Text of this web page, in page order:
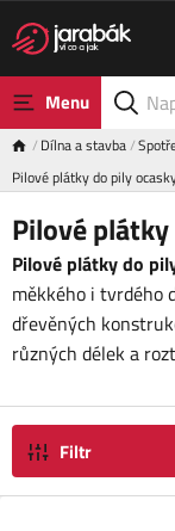
Menu
Dílna a stavba
Pilové plátky do pily
Pilové
Pilové plátky do
měkkého i tvrdého
dřevěných
různých délek a
Filtr